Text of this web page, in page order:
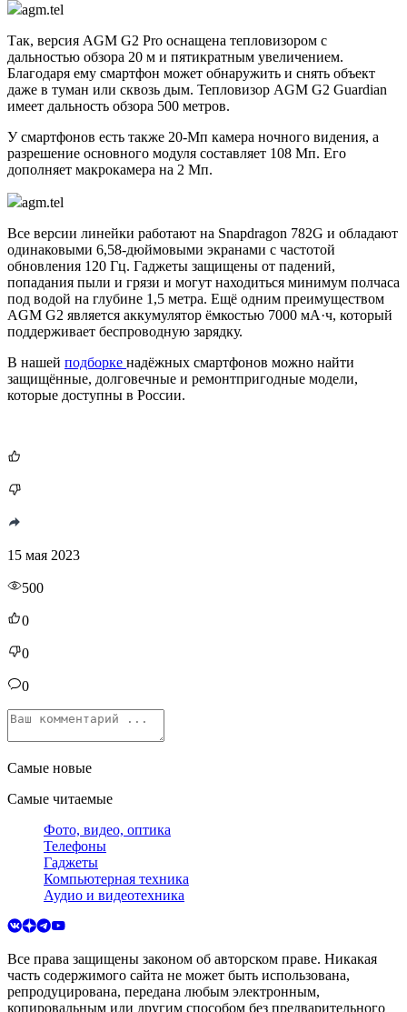
agm.tel
Так, версия AGM G2 Pro оснащена тепловизором с
дальностью обзора 20 м и пятикратным увеличением.
Благодаря ему смартфон может обнаружить и снять объект
даже в туман или сквозь дым. Тепловизор AGM G2 Guardian
имеет дальность обзора 500 метров.
У смартфонов есть также 20-Мп камера ночного видения, а
разрешение основного модуля составляет 108 Мп. Его
дополняет макрокамера на 2 Мп.
agm.tel
Все версии линейки работают на Snapdragon 782G и обладают
одинаковыми 6,58-дюймовыми экранами с частотой
обновления 120 Гц. Гаджеты защищены от падений,
попадания пыли и грязи и могут находиться минимум полчаса
под водой на глубине 1,5 метра. Ещё одним преимуществом
AGM G2 является аккумулятор ёмкостью 7000 мА·ч, который
поддерживает беспроводную зарядку.
В нашей подборке надёжных смартфонов можно найти
защищённые, долговечные и ремонтпригодные модели,
которые доступны в России.
15 мая 2023
500
0
0
0
Самые новые
Самые читаемые
Фото, видео, оптика
Телефоны
Гаджеты
Компьютерная техника
Аудио и видеотехника
Все права защищены законом об авторском праве. Никакая
часть содержимого сайта не может быть использована,
репродуцирована, передана любым электронным,
копировальным или другим способом без предварительного